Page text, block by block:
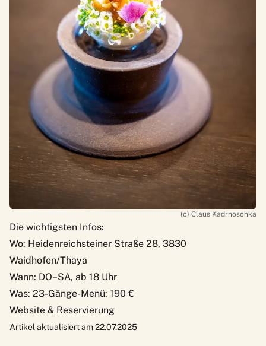
(c) Claus Kadrnoschka
Die wichtigsten Infos:
Wo: Heidenreichsteiner Straße 28, 3830
Waidhofen/Thaya
Wann: DO–SA, ab 18 Uhr
Was: 23-Gänge-Menü: 190 €
Website & Reservierung
Artikel aktualisiert am 22.07.2025